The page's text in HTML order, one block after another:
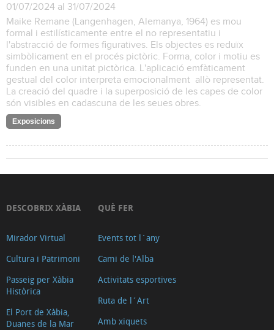
01/07/2024 al 31/07/2024
Maike Remane (Langenhagen, Alemanya, 1964) es mou
formal i estilísticamente entre el no representatiu i
l'abstracció de formes figuratives. Els objectes es reduïx
simbòlicament en el procés pictòric. Forma, color i motiu es
funden en una unitat pictòrica. L'aplicació emfàticament
gestual del color interpreta emocionalment allò representat.
La creació del quadre i la superposició de les capes de color
són visibles en cadascuna de les seues obres.
Exposicions
DESCOBRIX XÀBIA
Mirador Virtual
Cultura i Patrimoni
Passeig per Xàbia
Històrica
El Port de Xàbia,
Duanes de la Mar
QUÈ FER
Events tot l´any
Cami de l'Alba
Activitats esportives
Ruta de l´Art
Amb xiquets